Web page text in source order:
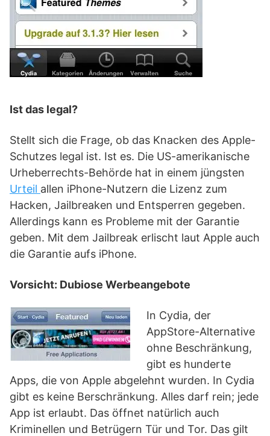
Ist das legal?
Stellt sich die Frage, ob das Knacken des Apple-
Schutzes legal ist. Ist es. Die US-amerikanische
Urheberrechts-Behörde hat in einem jüngsten
Urteil allen iPhone-Nutzern die Lizenz zum
Hacken, Jailbreaken und Entsperren gegeben.
Allerdings kann es Probleme mit der Garantie
geben. Mit dem Jailbreak erlischt laut Apple auch
die Garantie aufs iPhone.
Vorsicht: Dubiose Werbeangebote
In Cydia, der
AppStore-Alternative
ohne Beschränkung,
gibt es hunderte
Apps, die von Apple abgelehnt wurden. In Cydia
gibt es keine Berschränkung. Alles darf rein; jede
App ist erlaubt. Das öffnet natürlich auch
Kriminellen und Betrügern Tür und Tor. Das gilt